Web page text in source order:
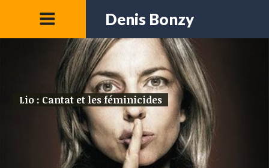
Denis Bonzy
Lio : Cantat et les féminicides